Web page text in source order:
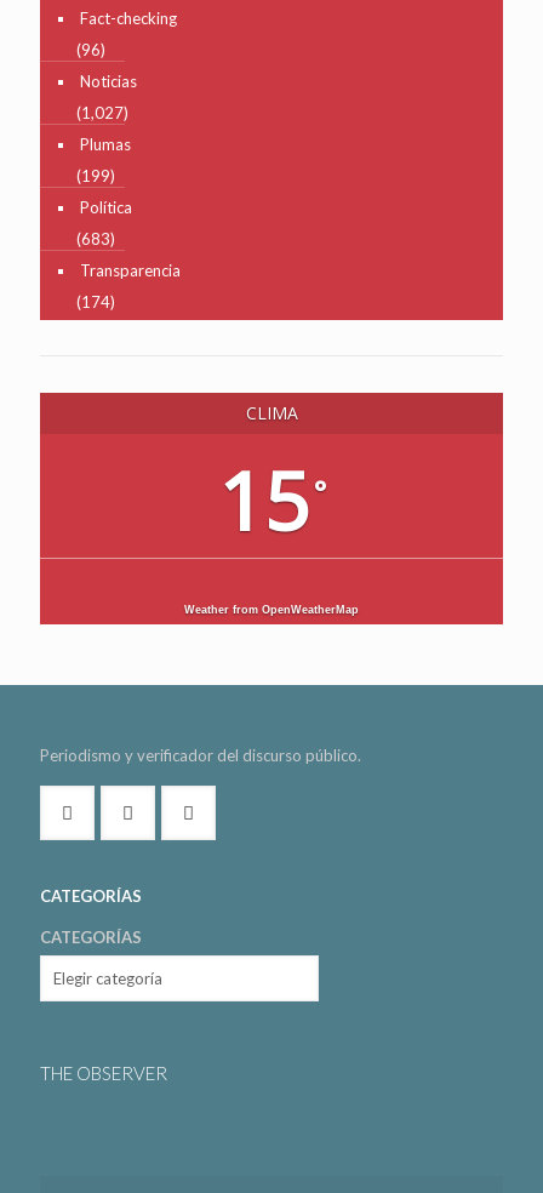
Fact-checking
(96)
Noticias
(1,027)
Plumas
(199)
Política
(683)
Transparencia
(174)
CLIMA
15°
Weather from OpenWeatherMap
Periodismo y verificador del discurso público.
CATEGORÍAS
CATEGORÍAS
THE OBSERVER